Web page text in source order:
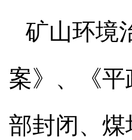
矿山环境
案》、《
部封闭、